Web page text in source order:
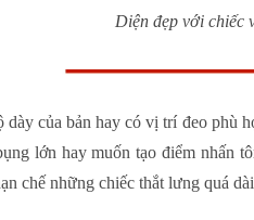
Diện đẹp với chiếc
của bản hay có vị trí đeo phù
lớn hay muốn tạo điểm nhấn
chế những chiếc thắt lưng quá